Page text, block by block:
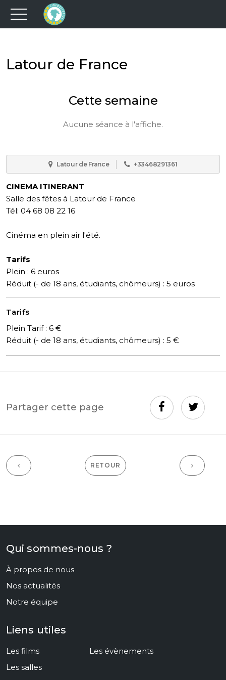
Latour de France
Cette semaine
Aucune séance à l'affiche.
Latour de France +33468291361
CINEMA ITINERANT
Salle des fêtes à Latour de France
Tél: 04 68 08 22 16
Cinéma en plein air l'été.
Tarifs
Plein : 6 euros
Réduit (- de 18 ans, étudiants, chômeurs) : 5 euros
Tarifs
Plein Tarif : 6 €
Réduit (- de 18 ans, étudiants, chômeurs) : 5 €
Partager cette page
RETOUR
Qui sommes-nous ?
À propos de nous
Nos actualités
Notre équipe
Liens utiles
Les films
Les salles
Les évènements